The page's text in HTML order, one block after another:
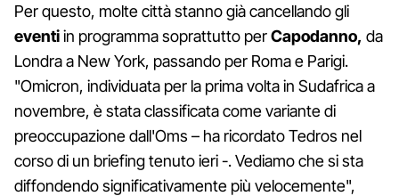
Per questo, molte città stanno già cancellando gli
eventiin programma soprattutto perCapodanno, da
Londra a New York, passando per Roma e Parigi.
"Omicron, individuata per la prima volta in Sudafrica a
novembre, è stata classificata come variante di
preoccupazione dall'Oms – ha ricordato Tedros nel
corso di un briefing tenuto ieri -. Vediamo che si sta
diffondendo significativamente più velocemente",